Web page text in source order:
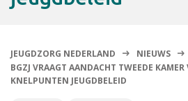
JEUGDZORG NEDERLAND NIEUWS
BGZJ VRAAGT AANDACHT TWEEDE KAMER
KNELPUNTEN JEUGDBELEID